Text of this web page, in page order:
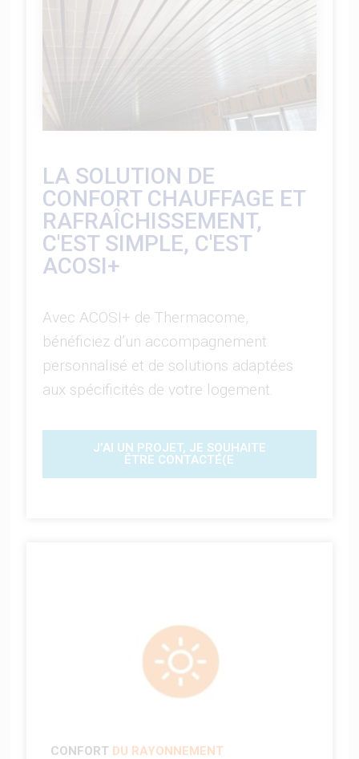
LA SOLUTION DE
CONFORT CHAUFFAGE ET
RAFRAÎCHISSEMENT,
C'EST SIMPLE, C'EST
ACOSI+
Avec ACOSI+ de Thermacome,
bénéficiez d’un accompagnement
personnalisé et de solutions adaptées
aux spécificités de votre logement.
J’AI UN PROJET, JE SOUHAITE
ÊTRE CONTACTÉ(E
CONFORT DU RAYONNEMENT